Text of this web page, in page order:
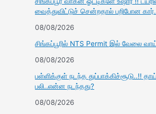
வைத்துவிட்டுச் சென்றதால் பறிபோன
08/08/2026
சிங்கப்பூரில் NTS Permit இல் வேலை
08/08/2026
பள்ளிக்குள் நடந்த துப்பாக்கிச்சூடு..!!
பலி..என்ன நடந்தது?
08/08/2026